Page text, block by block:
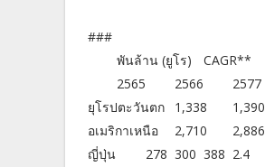
###
พันล้าน (ยูโร)
CAGR**
2565
2566 2577
ยุโรปตะวันตก
1,338 1,390
อเมริกาเหนือ
2,710 2,886
ญี่ปุ่น
278 300 388 2.4